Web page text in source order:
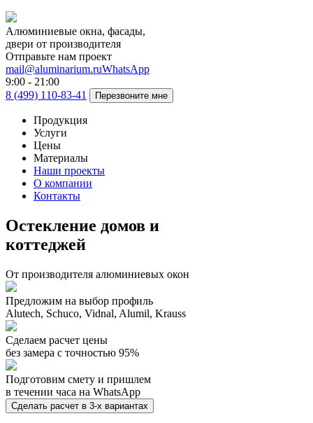
Алюминиевые окна, фасады,
двери от производителя
Отправьте нам проект
mail@aluminarium.ruWhatsApp
9:00 - 21:00
8 (499) 110-83-41
Перезвоните мне
Продукция
Услуги
Цены
Материалы
Наши проекты
О компании
Контакты
Остекление домов и
коттеджей
От производителя алюминиевых окон
Предложим на выбор профиль
Alutech, Schuco, Vidnal, Alumil, Krauss
Сделаем расчет цены
без замера с точностью 95%
Подготовим смету и пришлем
в течении часа на WhatsApp
Сделать расчет в 3-х вариантах